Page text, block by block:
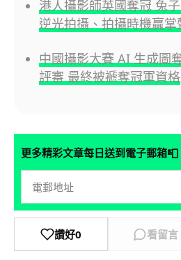
港人攝影師英國奪冠 兔
逆光拍攝、拍攝時機贏掌
中國攝影大賽 AI 生成圖
評審 最終被褫奪冠軍資格
更多精彩文章每日送到電子郵箱📮
讚好0 看留言